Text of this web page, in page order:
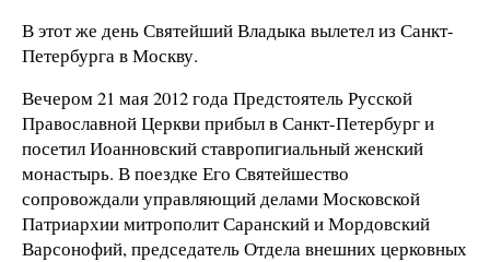
В этот же день Святейший Владыка вылетел из Санкт-
Петербурга в Москву.
Вечером 21 мая 2012 года Предстоятель Русской
Православной Церкви прибыл в Санкт-Петербург и
посетил Иоанновский ставропигиальный женский
монастырь. В поездке Его Святейшество
сопровождали управляющий делами Московской
Патриархии митрополит Саранский и Мордовский
Варсонофий, председатель Отдела внешних церковных